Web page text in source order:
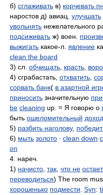
б) сглаживать в) корчевать
наростов д) авиац. улучшать
увольнять нежелательного
подсиживать ж) воен.
выжигать какое-л. явление
clean the board
3) сл. обчищать красть
4) сграбастать, отхватить
сорвать банк( в азартной
приносить значительную
be cleaning up. ≈ Я говорю о
быть ошеломительный доход
5) разбить наголову,
6) мыть золото ∙ clean down
on
4. нареч.
1) начисто так что не
переводиться) The room
хорошенько подмести Syn: